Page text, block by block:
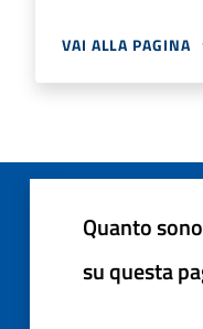
VAI ALLA PAGINA
Quanto
su questa